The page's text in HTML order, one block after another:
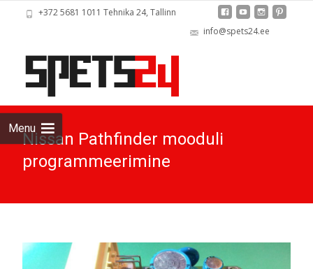
+372 5681 1011 Tehnika 24, Tallinn
info@spets24.ee
Menu
Nissan Pathfinder mooduli
programmeerimine